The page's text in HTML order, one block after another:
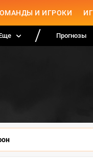
И ИГРОКИ
Прогнозы